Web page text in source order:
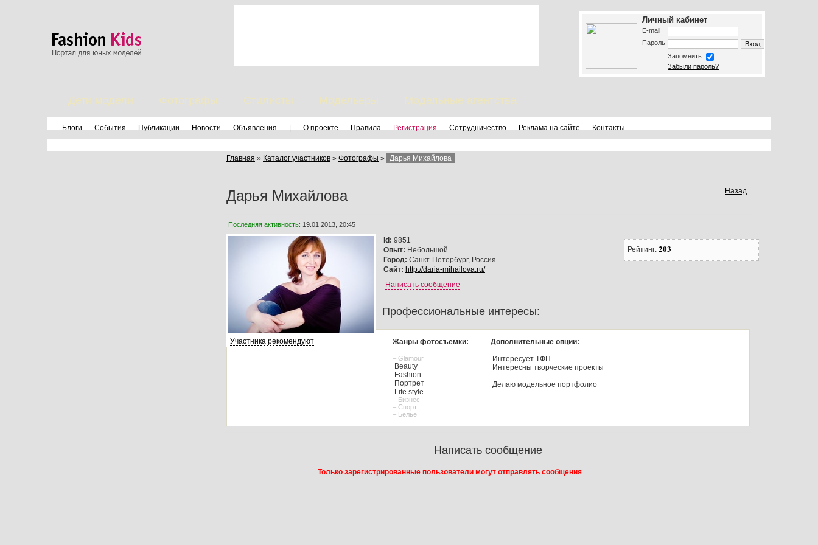
Личный кабинет
E-mail
Пароль
Запомнить
Забыли пароль?
Дети модели Фотографы Стилисты Модельеры Модельные агентства
Блоги События Публикации Новости Объявления | О проекте Правила Регистрация Сотрудничество Реклама на сайте Контакты
Главная » Каталог участников » Фотографы » Дарья Михайлова
Назад
Дарья Михайлова
Рейтинг: 203
Последняя активность: 19.01.2013, 20:45
Участника рекомендуют
id: 9851
Опыт: Небольшой
Город: Санкт-Петербург, Россия
Сайт: http://daria-mihailova.ru/
Написать сообщение
Профессиональные интересы:
Жанры фотосъемки:
– Glamour
Beauty
Fashion
Портрет
Life style
– Бизнес
– Спорт
– Белье
Дополнительные опции:
Интересует ТФП
Интересны творческие проекты
Делаю модельное портфолио
Написать сообщение
Только зарегистрированные пользователи могут отправлять сообщения